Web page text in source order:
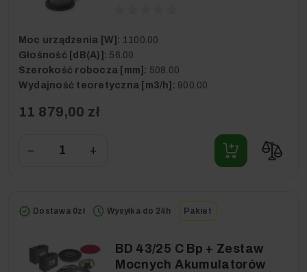
Moc urządzenia [W]: 1100.00
Głośność [dB(A)]: 56.00
Szerokość robocza [mm]: 508.00
Wydajność teoretyczna [m3/h]: 900.00
11 879,00 zł
− +
Pakiet
Dostawa 0zł Wysyłka do 24h
BD 43/25 C Bp + Zestaw
Mocnych Akumulatorów